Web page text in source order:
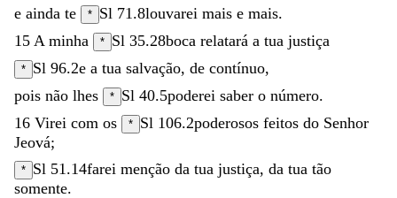
e ainda te * Sl 71.8louvarei mais e mais.
15 A minha * Sl 35.28boca relatará a tua justiça
* Sl 96.2e a tua salvação, de contínuo,
pois não lhes * Sl 40.5poderei saber o número.
16 Virei com os * Sl 106.2poderosos feitos do Senhor
Jeová;
* Sl 51.14farei menção da tua justiça, da tua tão
somente.